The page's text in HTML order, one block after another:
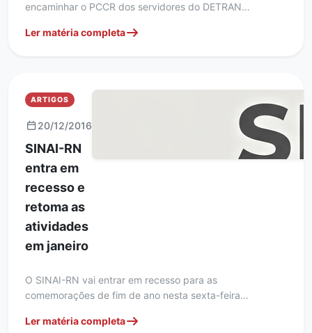
encaminhar o PCCR dos servidores do DETRAN…
Ler matéria completa
ARTIGOS
20/12/2016
SINAI-RN
entra em
recesso e
retoma as
atividades
em janeiro
O SINAI-RN vai entrar em recesso para as
comemorações de fim de ano nesta sexta-feira…
Ler matéria completa